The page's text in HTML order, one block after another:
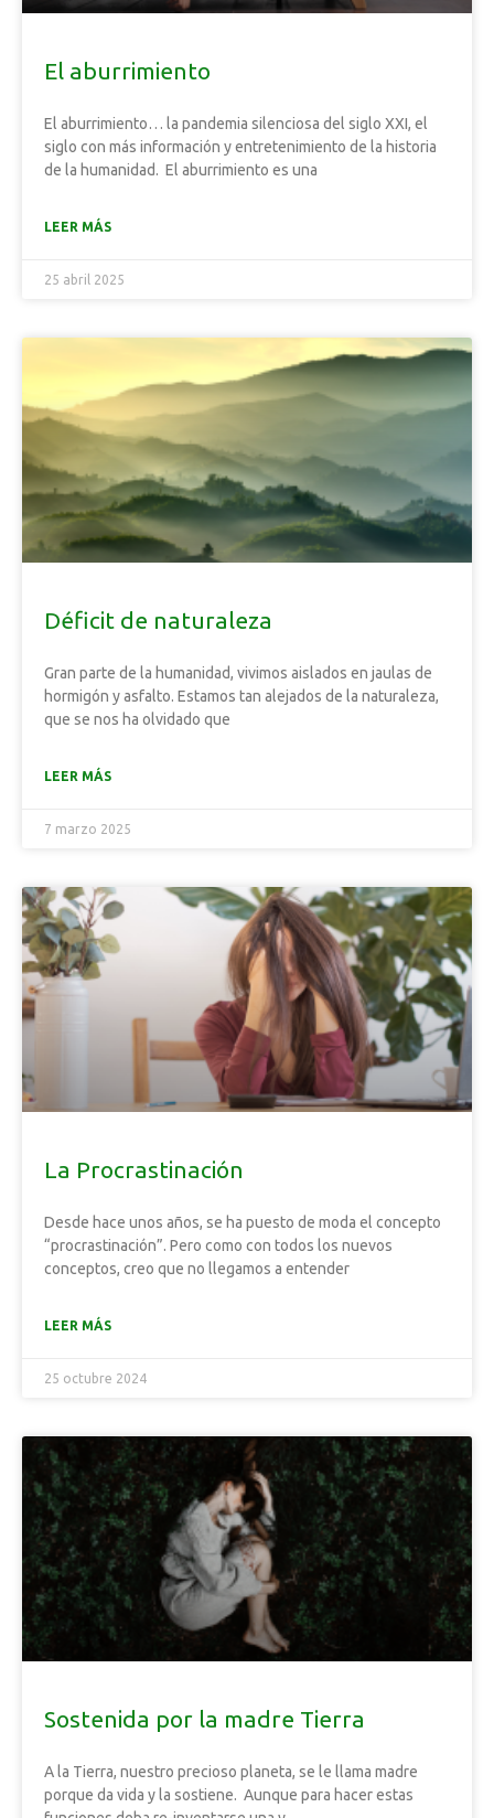
El aburrimiento
El aburrimiento… la pandemia silenciosa del siglo XXI, el
siglo con más información y entretenimiento de la historia
de la humanidad. El aburrimiento es una
LEER MÁS
25 abril 2025
Déficit de naturaleza
Gran parte de la humanidad, vivimos aislados en jaulas de
hormigón y asfalto. Estamos tan alejados de la naturaleza,
que se nos ha olvidado que
LEER MÁS
7 marzo 2025
La Procrastinación
Desde hace unos años, se ha puesto de moda el concepto
“procrastinación”. Pero como con todos los nuevos
conceptos, creo que no llegamos a entender
LEER MÁS
25 octubre 2024
Sostenida por la madre Tierra
A la Tierra, nuestro precioso planeta, se le llama madre
porque da vida y la sostiene. Aunque para hacer estas